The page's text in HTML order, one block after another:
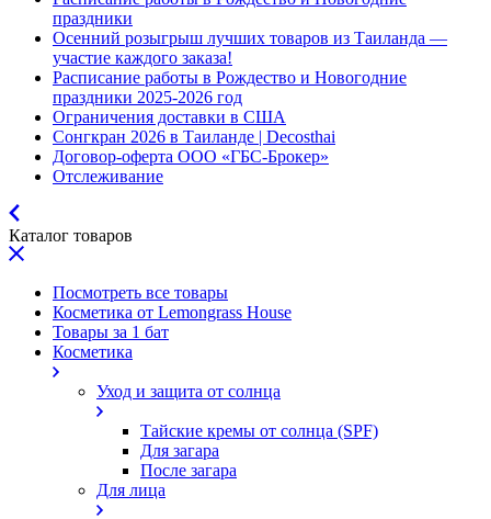
праздники
Осенний розыгрыш лучших товаров из Таиланда —
участие каждого заказа!
Расписание работы в Рождество и Новогодние
праздники 2025-2026 год
Ограничения доставки в США
Сонгкран 2026 в Таиланде | Decosthai
Договор-оферта ООО «ГБС-Брокер»
Отслеживание
Каталог товаров
Посмотреть все товары
Косметика от Lemongrass House
Товары за 1 бат
Косметика
Уход и защита от солнца
Тайские кремы от солнца (SPF)
Для загара
После загара
Для лица